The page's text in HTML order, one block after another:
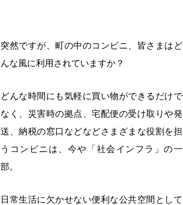
突然ですが、町の中のコンビニ、皆さまはど
んな風に利用されていますか？
どんな時間にも気軽に買い物ができるだけで
なく、災害時の拠点、宅配便の受け取りや発
送、納税の窓口などなどさまざまな役割を担
うコンビニは、今や「社会インフラ」の一
部。
日常生活に欠かせない便利な公共空間として